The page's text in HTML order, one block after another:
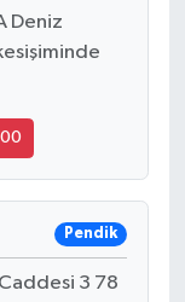
Deniz
Pendik
3 78